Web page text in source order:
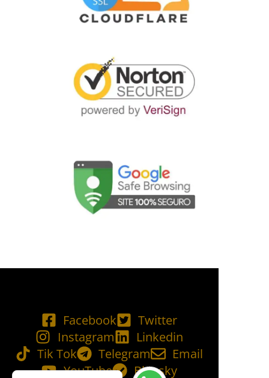
Facebook
Twitter
Instagram
Linkedin
Tik Tok
Telegram
Email
YouTube
Bluesky